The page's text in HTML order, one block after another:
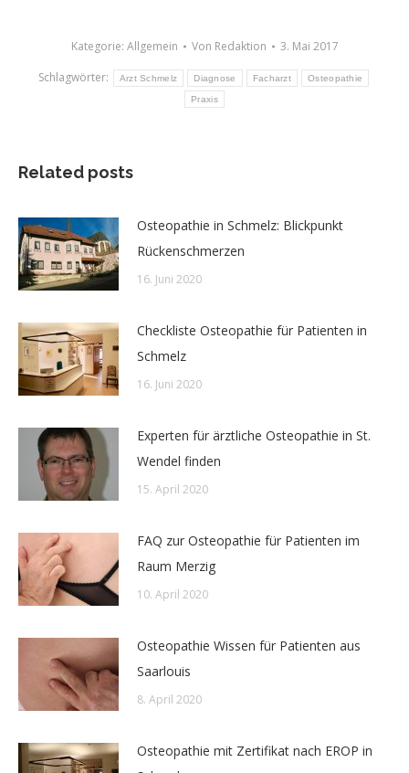
Kategorie: Allgemein Von Redaktion
3. Mai 2017
Schlagwörter:
Arzt Schmelz Diagnose Facharzt Osteopathie
Praxis
Related posts
Osteopathie in Schmelz: Blickpunkt
Rückenschmerzen
16. Juni 2020
Checkliste Osteopathie für Patienten in
Schmelz
16. Juni 2020
Experten für ärztliche Osteopathie in St.
Wendel finden
15. April 2020
FAQ zur Osteopathie für Patienten im
Raum Merzig
10. April 2020
Osteopathie Wissen für Patienten aus
Saarlouis
8. April 2020
Osteopathie mit Zertifikat nach EROP in